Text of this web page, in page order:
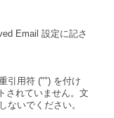
Email 設定に記さ
引用符 ("") を付け
されていません。文
ないでください。